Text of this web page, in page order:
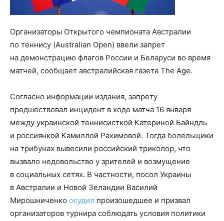
Организаторы Открытого чемпионата Австралии
по теннису (Australian Open) ввели запрет
на демонстрацию флагов России и Беларуси во время
матчей, сообщает австралийская газета The Age.
Согласно информации издания, запрету
предшествовал инцидент в ходе матча 16 января
между украинской теннисисткой Катериной Байндль
и россиянкой Камиллой Рахимовой. Тогда болельщики
на трибунах вывесили российский триколор, что
вызвало недовольство у зрителей и возмущение
в социальных сетях. В частности, посол Украины
в Австралии и Новой Зеландии Василий
Мирошниченко осудил произошедшее и призвал
организаторов турнира соблюдать условия политики